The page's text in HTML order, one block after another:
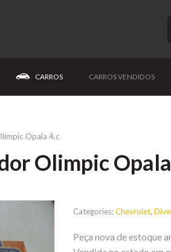
CARROS CARROS VENDIDOS
Opala 4.c
Olimpic
Categories:Chevrolet,
Peça nova de estoque